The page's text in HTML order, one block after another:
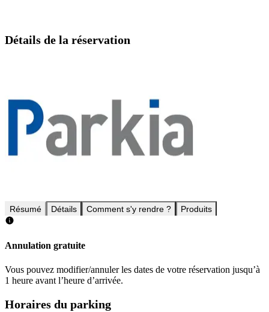
Détails de la réservation
Résumé Détails Comment s'y rendre ? Produits
Annulation gratuite
Vous pouvez modifier/annuler les dates de votre réservation jusqu’à
1 heure avant l’heure d’arrivée.
Horaires du parking